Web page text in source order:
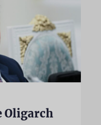
Oligarch